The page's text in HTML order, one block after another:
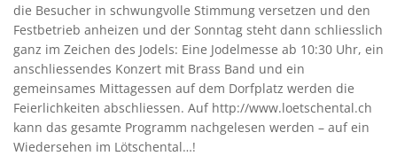
die Besucher in schwungvolle Stimmung versetzen und den
Festbetrieb anheizen und der Sonntag steht dann schliesslich
ganz im Zeichen des Jodels: Eine Jodelmesse ab 10:30 Uhr, ein
anschliessendes Konzert mit Brass Band und ein
gemeinsames Mittagessen auf dem Dorfplatz werden die
Feierlichkeiten abschliessen. Auf http://www.loetschental.ch
kann das gesamte Programm nachgelesen werden – auf ein
Wiedersehen im Lötschental…!